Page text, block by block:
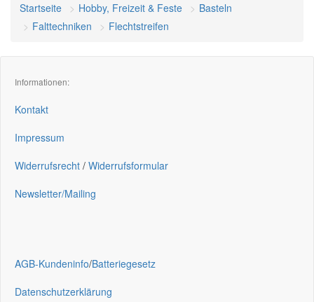
Startseite Hobby, Freizeit & Feste
Basteln
Falttechniken
Flechtstreifen
Informationen:
Kontakt
Impressum
Widerrufsrecht / Widerrufsformular
Newsletter/Mailing
AGB-Kundeninfo/Batteriegesetz
Datenschutzerklärung